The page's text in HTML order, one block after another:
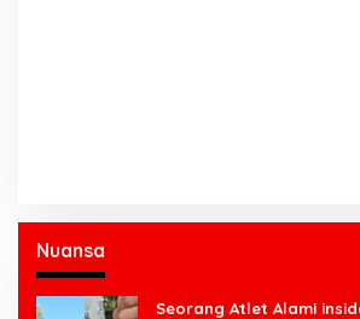
Nuansa
Seorang Atlet Alami